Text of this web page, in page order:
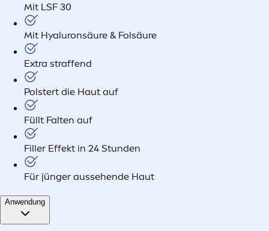
Mit LSF 30
Mit Hyaluronsäure & Folsäure
Extra straffend
Polstert die Haut auf
Füllt Falten auf
Filler Effekt in 24 Stunden
Für jünger aussehende Haut
Anwendung